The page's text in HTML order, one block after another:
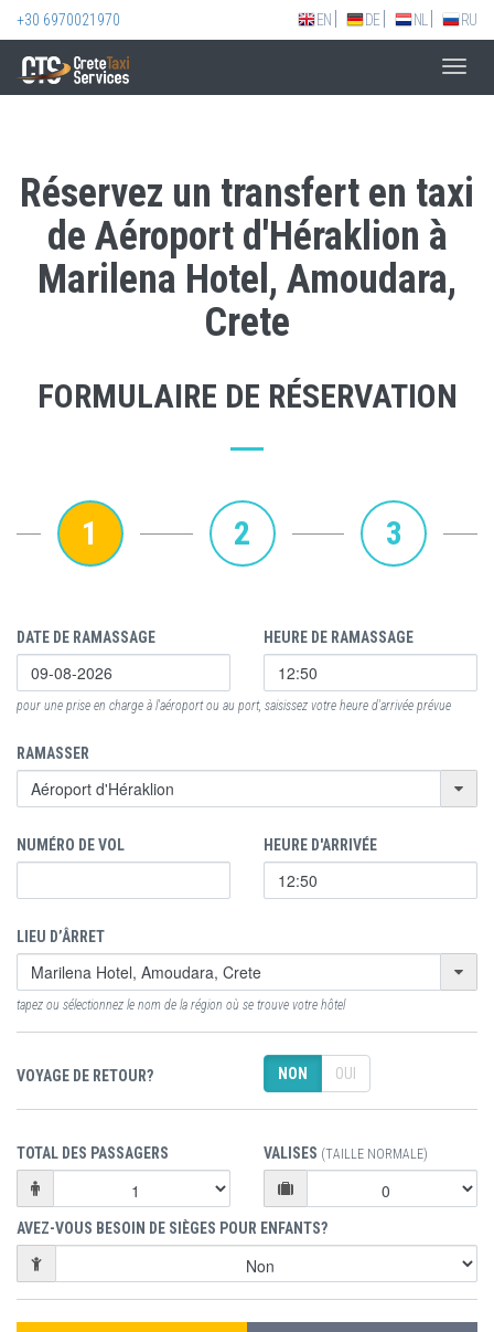
+30 6970021970 EN DE NL RU
Réservez un transfert en taxi
de Aéroport d'Héraklion à
Marilena Hotel, Amoudara,
Crete
FORMULAIRE DE RÉSERVATION
1 2 3
DATE DE RAMASSAGE HEURE DE RAMASSAGE
pour une prise en charge à l'aéroport ou au port, saisissez votre heure d'arrivée prévue
RAMASSER
NUMÉRO DE VOL HEURE D'ARRIVÉE
LIEU D’ÂRRET
tapez ou sélectionnez le nom de la région où se trouve votre hôtel
VOYAGE DE RETOUR? NON OUI
TOTAL DES PASSAGERS VALISES (TAILLE NORMALE)
AVEZ-VOUS BESOIN DE SIÈGES POUR ENFANTS?